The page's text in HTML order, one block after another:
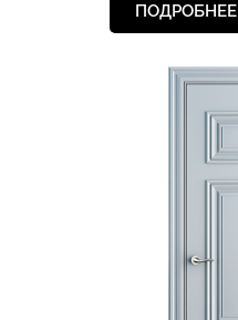
ПОДРОБНЕЕ